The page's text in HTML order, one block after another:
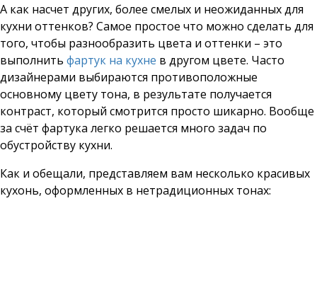
А как насчет других, более смелых и неожиданных для
кухни оттенков? Самое простое что можно сделать для
того, чтобы разнообразить цвета и оттенки – это
выполнить фартук на кухне в другом цвете. Часто
дизайнерами выбираются противоположные
основному цвету тона, в результате получается
контраст, который смотрится просто шикарно. Вообще
за счёт фартука легко решается много задач по
обустройству кухни.
Как и обещали, представляем вам несколько красивых
кухонь, оформленных в нетрадиционных тонах: